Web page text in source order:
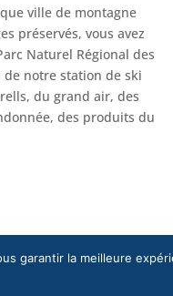
ville de montagne
préservés, vous avez
Naturel Régional des
de notre station de ski
du grand air, des
des produits du
garantir la meilleure